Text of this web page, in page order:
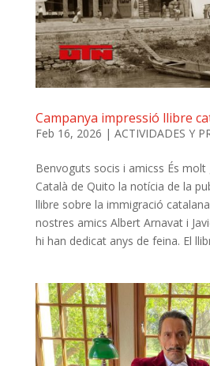
Campanya impressió llibre
Feb 16, 2026 | ACTIVIDADES Y
Benvoguts socis i amicss És molt
Català de Quito la notícia de la
llibre sobre la immigració catalana
nostres amics Albert Arnavat i
hi han dedicat anys de feina. El